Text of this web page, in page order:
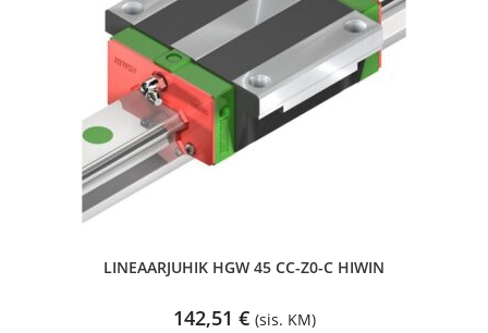
LINEAARJUHIK HGW 45 CC-Z0-C HIWIN
142,51 € (sis. KM)